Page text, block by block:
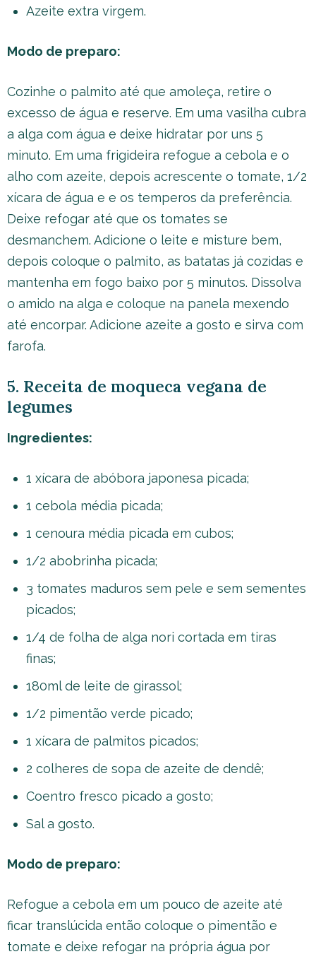
Azeite extra virgem.
Modo de preparo:
Cozinhe o palmito até que amoleça, retire o
excesso de água e reserve. Em uma vasilha cubra
a alga com água e deixe hidratar por uns 5
minuto. Em uma frigideira refogue a cebola e o
alho com azeite, depois acrescente o tomate, 1/2
xícara de água e e os temperos da preferência.
Deixe refogar até que os tomates se
desmanchem. Adicione o leite e misture bem,
depois coloque o palmito, as batatas já cozidas e
mantenha em fogo baixo por 5 minutos. Dissolva
o amido na alga e coloque na panela mexendo
até encorpar. Adicione azeite a gosto e sirva com
farofa.
5. Receita de moqueca vegana de
legumes
Ingredientes:
1 xícara de abóbora japonesa picada;
1 cebola média picada;
1 cenoura média picada em cubos;
1/2 abobrinha picada;
3 tomates maduros sem pele e sem sementes
picados;
1/4 de folha de alga nori cortada em tiras
finas;
180ml de leite de girassol;
1/2 pimentão verde picado;
1 xícara de palmitos picados;
2 colheres de sopa de azeite de dendê;
Coentro fresco picado a gosto;
Sal a gosto.
Modo de preparo:
Refogue a cebola em um pouco de azeite até
ficar translúcida então coloque o pimentão e
tomate e deixe refogar na própria água por